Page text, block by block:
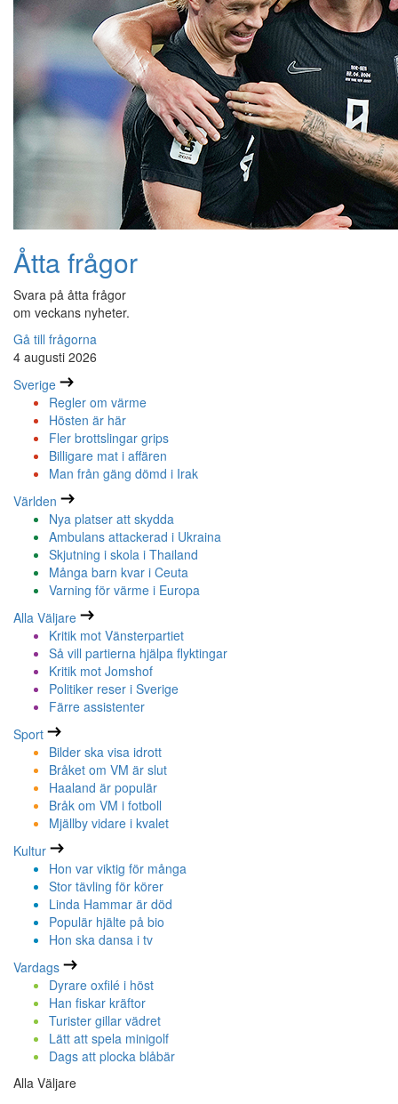
Åtta frågor
Svara på åtta frågor
om veckans nyheter.
Gå till frågorna
4 augusti 2026
Sverige
Regler om värme
Hösten är här
Fler brottslingar grips
Billigare mat i affären
Man från gäng dömd i Irak
Världen
Nya platser att skydda
Ambulans attackerad i Ukraina
Skjutning i skola i Thailand
Många barn kvar i Ceuta
Varning för värme i Europa
Alla Väljare
Kritik mot Vänsterpartiet
Så vill partierna hjälpa flyktingar
Kritik mot Jomshof
Politiker reser i Sverige
Färre assistenter
Sport
Bilder ska visa idrott
Bråket om VM är slut
Haaland är populär
Bråk om VM i fotboll
Mjällby vidare i kvalet
Kultur
Hon var viktig för många
Stor tävling för körer
Linda Hammar är död
Populär hjälte på bio
Hon ska dansa i tv
Vardags
Dyrare oxfilé i höst
Han fiskar kräftor
Turister gillar vädret
Lätt att spela minigolf
Dags att plocka blåbär
Alla Väljare